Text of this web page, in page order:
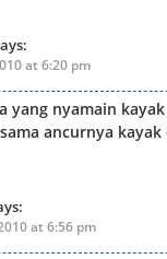
at 6:20 pm
yang nyamain
ancurnya
at 6:56 pm